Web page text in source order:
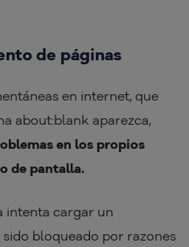
de páginas
en internet, que
about:blank aparezca,
en los propios
de pantalla.
intenta cargar un
bloqueado por razones